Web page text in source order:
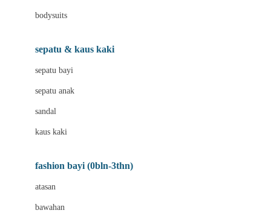
Bite Fighters
BNS SERIES
Blackmores
Bluey
Bravado
Brush Baby
bodysuits
sepatu & kaus kaki
sepatu bayi
sepatu anak
sandal
kaus kaki
fashion bayi (0bln-3thn)
atasan
bawahan